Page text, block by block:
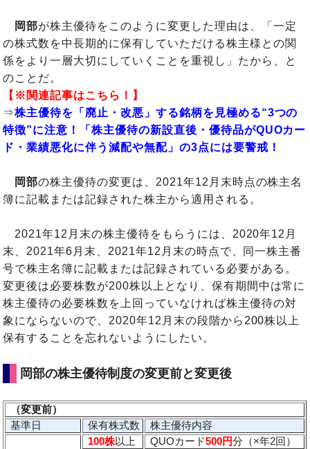
岡部が株主優待をこのように変更した理由は、「一定
の株式数を中長期的に保有していただける株主様との関
係をより一層大切にしていくことを重視し」たから、と
のことだ。
【※関連記事はこちら！】
⇒株主優待を「廃止・改悪」する銘柄を見極める“3つの
特徴”に注意！「株主優待の新設直後・優待品がQUOカー
ド・業績悪化に伴う減配や無配」の3点には要警戒！
岡部の株主優待の変更は、2021年12月末時点の株主名
簿に記載または記録された株主から適用される。
2021年12月末の株主優待をもらうには、2020年12月
末、2021年6月末、2021年12月末の時点で、同一株主番
号で株主名簿に記載または記録されている必要がある。
変更後は必要株数が200株以上となり、保有期間中は常に
株主優待の必要株数を上回っていなければ株主優待の対
象にならないので、2020年12月末の段階から200株以上
保有することを忘れないようにしたい。
岡部の株主優待制度の変更前と変更後
（変更前）
基準日
保有株式数 株主優待内容
100株以上 QUOカード500円分（×年2回）